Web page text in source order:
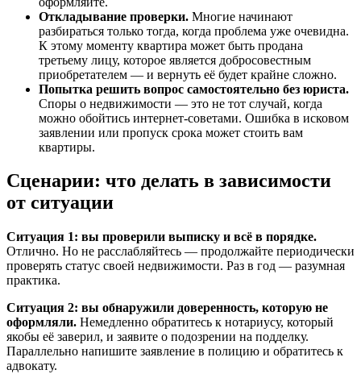
Откладывание проверки. Многие начинают
разбираться только тогда, когда проблема уже очевидна.
К этому моменту квартира может быть продана
третьему лицу, которое является добросовестным
приобретателем — и вернуть её будет крайне сложно.
Попытка решить вопрос самостоятельно без юриста.
Споры о недвижимости — это не тот случай, когда
можно обойтись интернет-советами. Ошибка в исковом
заявлении или пропуск срока может стоить вам
квартиры.
Сценарии: что делать в зависимости
от ситуации
Ситуация 1: вы проверили выписку и всё в порядке.
Отлично. Но не расслабляйтесь — продолжайте периодически
проверять статус своей недвижимости. Раз в год — разумная
практика.
Ситуация 2: вы обнаружили доверенность, которую не
оформляли. Немедленно обратитесь к нотариусу, который
якобы её заверил, и заявите о подозрении на подделку.
Параллельно напишите заявление в полицию и обратитесь к
адвокату.